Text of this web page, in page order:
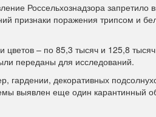
Россельхознадзора запретило
признаки поражения трипсом и
цветов – по 85,3 тысяч и 125,8
переданы для исследований.
гардении, декоративных
выявлен еще один карантинный